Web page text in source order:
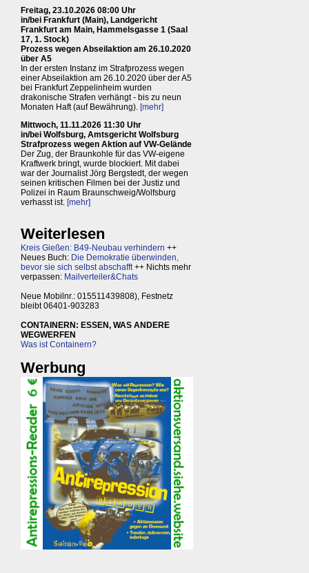
Freitag, 23.10.2026 08:00 Uhr
in/bei Frankfurt (Main), Landgericht
Frankfurt am Main, Hammelsgasse 1 (Saal
17, 1. Stock)
Prozess wegen Abseilaktion am 26.10.2020
über A5
In der ersten Instanz im Strafprozess wegen
einer Abseilaktion am 26.10.2020 über der A5
bei Frankfurt Zeppelinheim wurden
drakonische Strafen verhängt - bis zu neun
Monaten Haft (auf Bewährung). [mehr]
Mittwoch, 11.11.2026 11:30 Uhr
in/bei Wolfsburg, Amtsgericht Wolfsburg
Strafprozess wegen Aktion auf VW-Gelände
Der Zug, der Braunkohle für das VW-eigene
Kraftwerk bringt, wurde blockiert. Mit dabei
war der Journalist Jörg Bergstedt, der wegen
seinen kritischen Filmen bei der Justiz und
Polizei in Raum Braunschweig/Wolfsburg
verhasst ist. [mehr]
Weiterlesen
Kreis Gießen: B49-Neubau verhindern ++
Neues Buch: Die Demokratie überwinden,
bevor sie sich selbst abschafft++ Nichts mehr
verpassen: Mailverteiler&Chats
Neue Mobilnr.: 015511439808), Festnetz
bleibt 06401-903283
CONTAINERN: ESSEN, WAS ANDERE
WEGWERFEN
Was ist Containern?
Werbung